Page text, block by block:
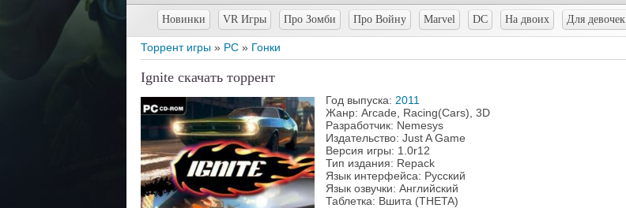
Новинки VR Игры Про Зомби Про Войну Marvel DC На двоих Для девочек
Торрент игры » PC » Гонки
Ignite скачать торрент
Год выпуска: 2011
Жанр: Arcade, Racing(Cars), 3D
Разработчик: Nemesys
Издательство: Just A Game
Версия игры: 1.0r12
Тип издания: Repack
Язык интерфейса: Русский
Язык озвучки: Английский
Таблетка: Вшита (THETA)